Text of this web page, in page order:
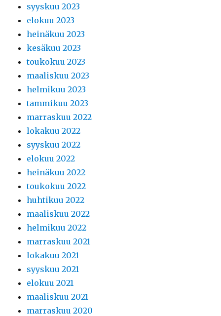
syyskuu 2023
elokuu 2023
heinäkuu 2023
kesäkuu 2023
toukokuu 2023
maaliskuu 2023
helmikuu 2023
tammikuu 2023
marraskuu 2022
lokakuu 2022
syyskuu 2022
elokuu 2022
heinäkuu 2022
toukokuu 2022
huhtikuu 2022
maaliskuu 2022
helmikuu 2022
marraskuu 2021
lokakuu 2021
syyskuu 2021
elokuu 2021
maaliskuu 2021
marraskuu 2020